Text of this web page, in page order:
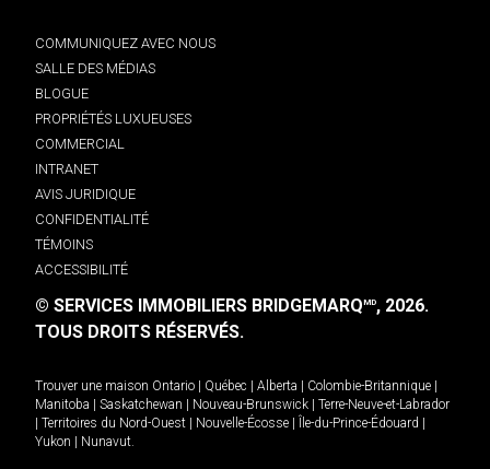
COMMUNIQUEZ AVEC NOUS
SALLE DES MÉDIAS
BLOGUE
PROPRIÉTÉS LUXUEUSES
COMMERCIAL
INTRANET
AVIS JURIDIQUE
CONFIDENTIALITÉ
TÉMOINS
ACCESSIBILITÉ
© SERVICES IMMOBILIERS BRIDGEMARQMD, 2026.
TOUS DROITS RÉSERVÉS.
Trouver une maison Ontario Québec Alberta Colombie-Britannique
Manitoba
Saskatchewan Nouveau-Brunswick
Terre-Neuve-et-Labrador
Territoires du Nord-Ouest Nouvelle-Écosse Île-du-Prince-Édouard
Yukon
Nunavut.